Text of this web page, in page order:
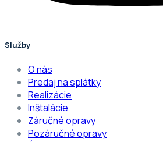
Služby
O nás
Predaj na splátky
Realizácie
Inštalácie
Záručné opravy
Pozáručné opravy